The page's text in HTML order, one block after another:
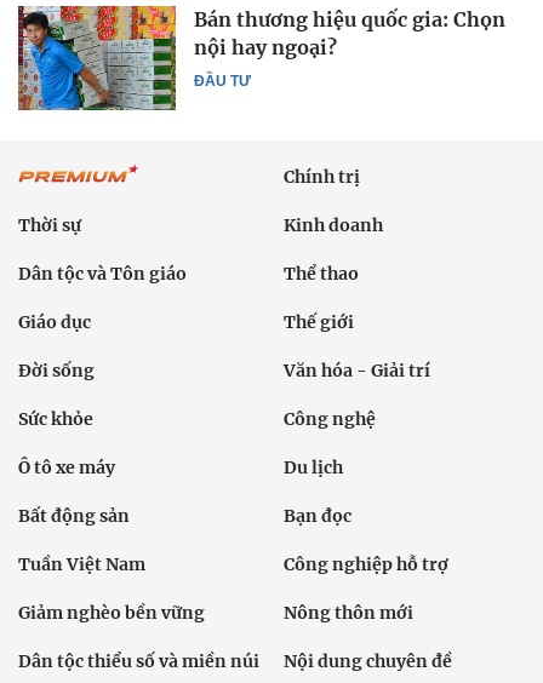
ĐẦU TƯ
Bán thương hiệu quốc gia: Chọn
nội hay ngoại?
Chính trị
Thời sự Kinh doanh
Dân tộc và Tôn giáo Thể thao
Giáo dục Thế giới
Đời sống Văn hóa - Giải trí
Sức khỏe Công nghệ
Ô tô xe máy Du lịch
Bất động sản Bạn đọc
Tuần Việt Nam Công nghiệp hỗ trợ
Giảm nghèo bền vững Nông thôn mới
Dân tộc thiểu số và miền núi Nội dung chuyên đề